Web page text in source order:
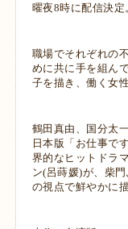
曜夜8時に配信決定
職場でそれぞれの
めに共に手を組ん
子を描き、働く女
鶴田真由、国分太
日本版「お仕事で
界的なヒットドラ
ン(呂蒔媛)が、柴
の視点で鮮やかに